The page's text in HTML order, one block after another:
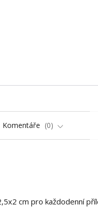
Komentáře 0
cm pro každodenní